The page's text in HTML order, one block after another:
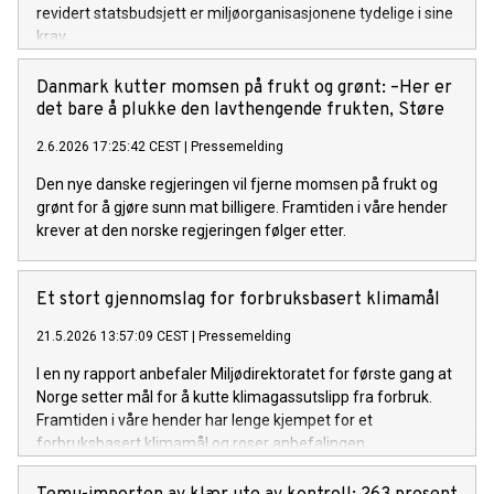
revidert statsbudsjett er miljøorganisasjonene tydelige i sine
krav.
Danmark kutter momsen på frukt og grønt: –Her er
det bare å plukke den lavthengende frukten, Støre
2.6.2026 17:25:42 CEST Pressemelding
Den nye danske regjeringen vil fjerne momsen på frukt og
grønt for å gjøre sunn mat billigere. Framtiden i våre hender
krever at den norske regjeringen følger etter.
Et stort gjennomslag for forbruksbasert klimamål
21.5.2026 13:57:09 CEST Pressemelding
I en ny rapport anbefaler Miljødirektoratet for første gang at
Norge setter mål for å kutte klimagassutslipp fra forbruk.
Framtiden i våre hender har lenge kjempet for et
forbruksbasert klimamål og roser anbefalingen.